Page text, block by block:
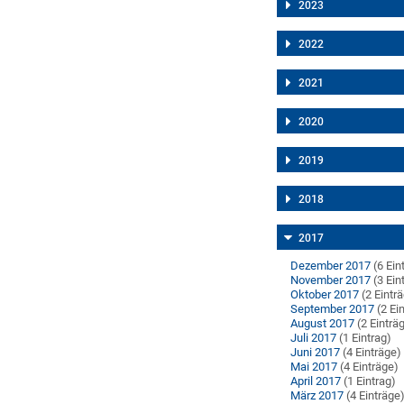
2023
2022
2021
2020
2019
2018
2017
Dezember 2017 (6
November 2017 (3
Oktober 2017 (2
September 2017 (2
August 2017 (2
Juli 2017 (1 Eintrag)
Juni 2017 (4 Einträge)
Mai 2017 (4 Einträge)
April 2017 (1 Eintrag)
März 2017 (4 Einträge)